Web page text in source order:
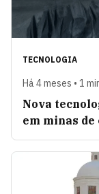
TECNOLOGIA
Há 4 meses • 1
Nova
em minas